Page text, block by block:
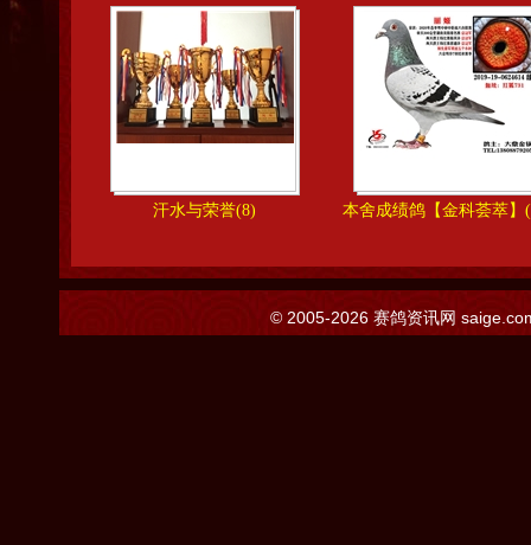
汗水与荣誉(8) 本舍成绩鸽【金科荟萃】
© 2005-2026 赛鸽资讯网